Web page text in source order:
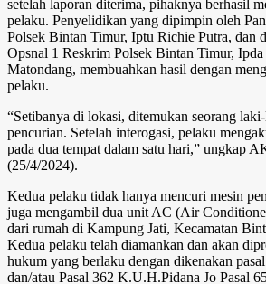
setelah laporan diterima, pihaknya berhasil
pelaku. Penyelidikan yang dipimpin oleh
Polsek Bintan Timur, Iptu Richie Putra, dan
Opsnal 1 Reskrim Polsek Bintan Timur,
Matondang, membuahkan hasil dengan
pelaku.
“Setibanya di lokasi, ditemukan seorang
pencurian. Setelah interogasi, pelaku
pada dua tempat dalam satu hari,” ungkap
(25/4/2024).
Kedua pelaku tidak hanya mencuri mesin
juga mengambil dua unit AC (Air
dari rumah di Kampung Jati, Kecamatan
Kedua pelaku telah diamankan dan akan
hukum yang berlaku dengan dikenakan
dan/atau Pasal 362 K.U.H.Pidana Jo Pasal